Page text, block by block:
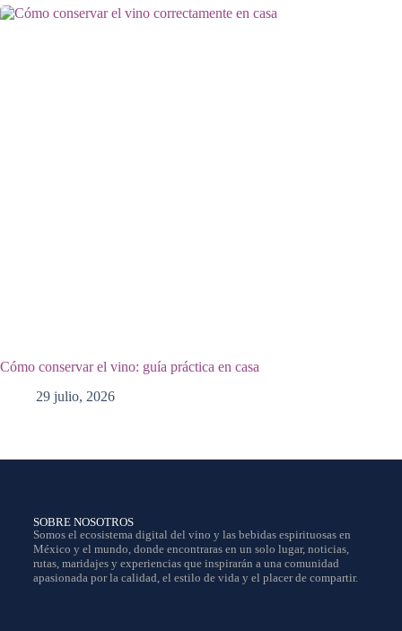
Cómo conservar el vino: guía práctica en casa
29 julio, 2026
SOBRE NOSOTROS
Somos el ecosistema digital del vino y las bebidas espirituosas en
México y el mundo, donde encontraras en un solo lugar, noticias,
rutas, maridajes y experiencias que inspirarán a una comunidad
apasionada por la calidad, el estilo de vida y el placer de compartir.